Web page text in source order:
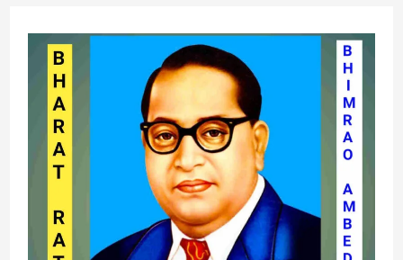
तरीका।
भूलें?
Padhai